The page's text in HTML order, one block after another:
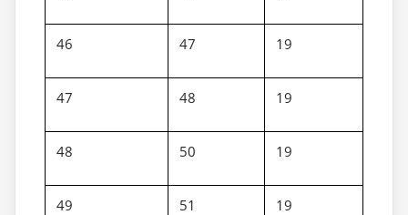
46 47 19
47 48 19
48 50 19
49 51 19